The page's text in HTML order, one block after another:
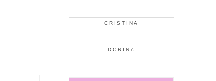
CRISTINA
DORINA